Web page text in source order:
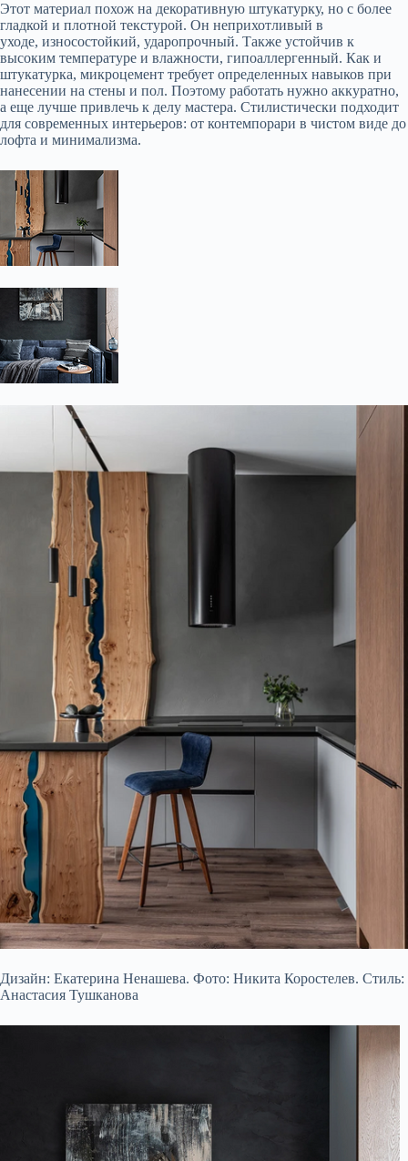
Этот материал похож на декоративную штукатурку, но с более
гладкой и плотной текстурой. Он неприхотливый в
уходе, износостойкий, ударопрочный. Также устойчив к
высоким температуре и влажности, гипоаллергенный. Как и
штукатурка, микроцемент требует определенных навыков при
нанесении на стены и пол. Поэтому работать нужно аккуратно,
а еще лучше привлечь к делу мастера. Стилистически подходит
для современных интерьеров: от контемпорари в чистом виде до
лофта и минимализма.
Дизайн: Екатерина Ненашева. Фото: Никита Коростелев. Стиль:
Анастасия Тушканова